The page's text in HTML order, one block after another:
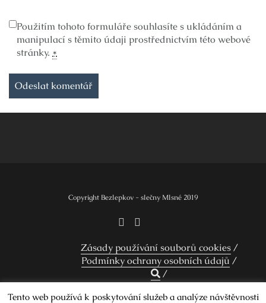
Použitím tohoto formuláře souhlasíte s ukládáním a
manipulací s těmito údaji prostřednictvím této webové
stránky. *
Copyright Bezlepkov - slečny Mlsné 2019
Zásady používání souborů cookies
Podmínky ochrany osobních údajů
Tento web používá k poskytování služeb a analýze návštěvnosti